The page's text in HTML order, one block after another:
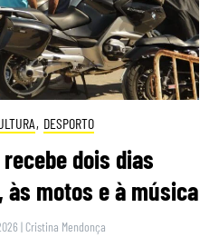
, DESPORTO
dois dias
motos e à música
| Cristina Mendonça